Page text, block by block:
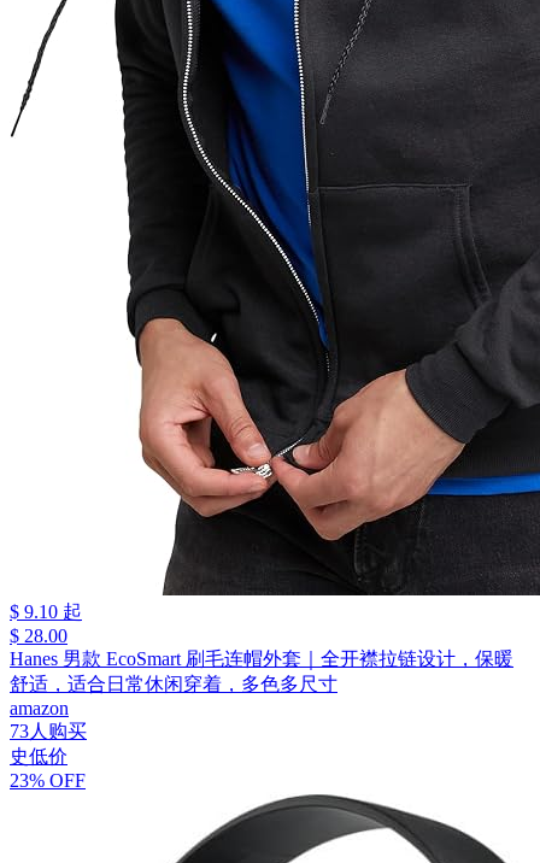
$ 9.10 起
$ 28.00
Hanes 男款 EcoSmart 刷毛连帽外套｜全开襟拉链设计，保暖
舒适，适合日常休闲穿着，多色多尺寸
amazon
73人购买
史低价
23% OFF